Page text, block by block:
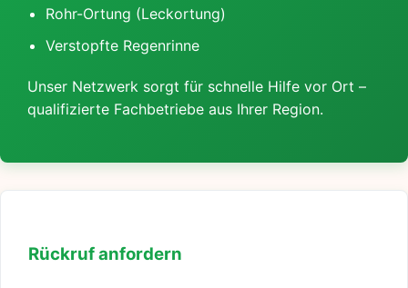
Rohr-Ortung (Leckortung)
Verstopfte Regenrinne
Unser Netzwerk sorgt für schnelle Hilfe vor Ort –
qualifizierte Fachbetriebe aus Ihrer Region.
Rückruf anfordern